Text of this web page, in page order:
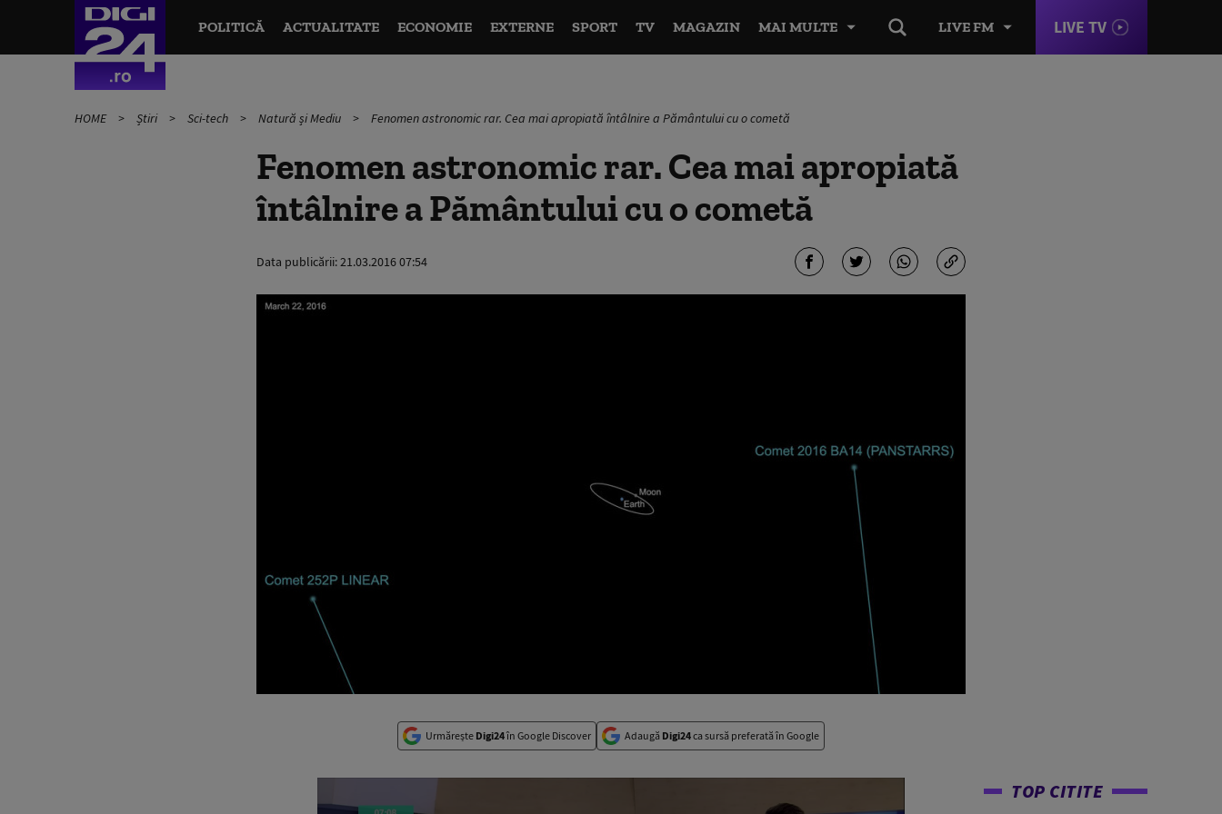
LIVE FM LIVE TV
POLITICĂ ACTUALITATE ECONOMIE EXTERNE SPORT TV MAGAZIN MAI MULTE
HOME Știri Sci-tech Natură și Mediu Fenomen astronomic rar. Cea mai apropiată întâlnire a Pământului cu o cometă
Fenomen astronomic rar. Cea mai apropiată
întâlnire a Pământului cu o cometă
Data publicării:21.03.2016 07:54
Urmărește Digi24în Google Discover Adaugă Digi24ca sursă preferată în Google
TOP CITITE